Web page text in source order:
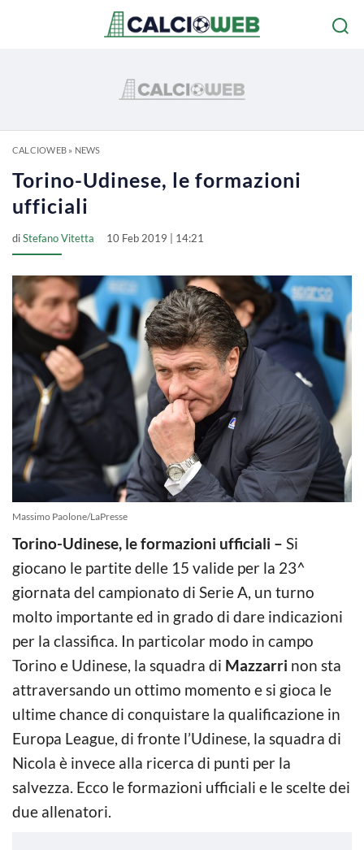
CALCIOWEB» NEWS
Torino-Udinese, le formazioni
ufficiali
diStefano Vitetta 10 Feb 2019 | 14:21
Massimo Paolone/LaPresse
Torino-Udinese, le formazioni ufficiali – Si
giocano le partite delle 15 valide per la 23^
giornata del campionato di Serie A, un turno
molto importante ed in grado di dare indicazioni
per la classifica. In particolar modo in campo
Torino e Udinese, la squadra di Mazzarri non sta
attraversando un ottimo momento e si gioca le
ultime chance di conquistare la qualificazione in
Europa League, di fronte l’Udinese, la squadra di
Nicola è invece alla ricerca di punti per la
salvezza. Ecco le formazioni ufficiali e le scelte dei
due allenatori.